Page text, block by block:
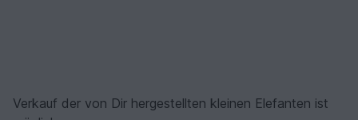
Verkauf der von Dir hergestellten kleinen Elefanten ist